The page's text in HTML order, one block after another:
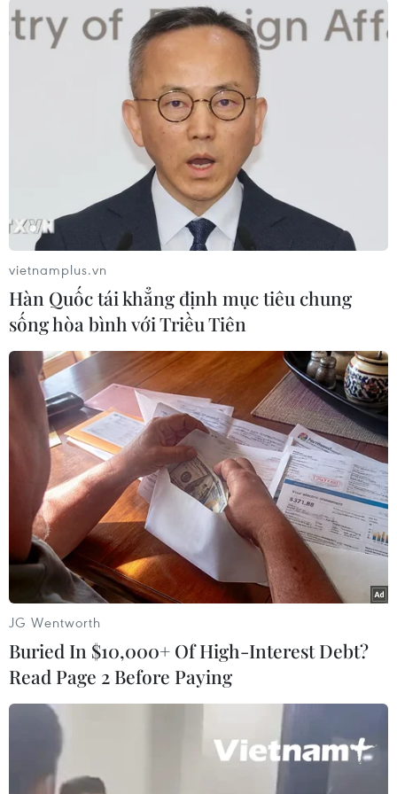
Trần Trường Sơn đã ký tổng cộng 313 hồ sơ
miễn, giảm tiền sử dụng đất sai quy định, gây
thiệt hại cho ngân sách nhà nước 69,3 tỷ đồng.
Dự kiến, phiên xét xử diễn ra đến ngày 29/11./.
(TTXVN/Vietnam+)
#Diệp Văn Thạnh #trà vinh
#ngân sách nhà nước
#tiền sử dụng đất
Trà Vinh Vĩnh Long
Theo dõi VietnamPlus
TIN LIÊN QUAN
vietnamplus.vn
Hàn Quốc tái khẳng định mục tiêu chung
sống hòa bình với Triều Tiên
JG Wentworth
Buried In $10,000+ Of High-Interest Debt?
Read Page 2 Before Paying